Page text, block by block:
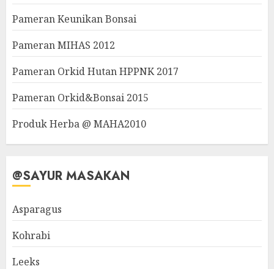
Pameran Keunikan Bonsai
Pameran MIHAS 2012
Pameran Orkid Hutan HPPNK 2017
Pameran Orkid&Bonsai 2015
Produk Herba @ MAHA2010
@SAYUR MASAKAN
Asparagus
Kohrabi
Leeks